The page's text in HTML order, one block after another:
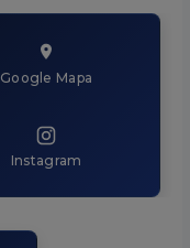
Google Mapa
Instagram